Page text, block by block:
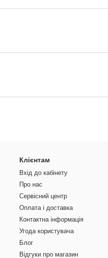
Клієнтам
Вхід до кабінету
Про нас
Сервісний центр
Оплата і доставка
Контактна інформація
Угода користувача
Блог
Відгуки про магазин